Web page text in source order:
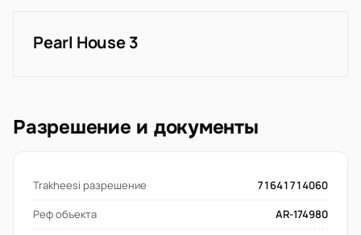
Pearl House 3
Разрешение и документы
Trakheesi разрешение
71641714060
Реф объекта
AR-174980